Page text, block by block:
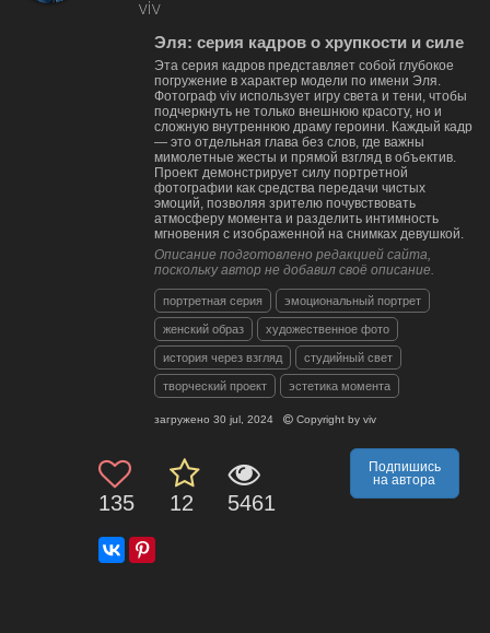
viv
Эля: серия кадров о хрупкости и силе
Эта серия кадров представляет собой глубокое
погружение в характер модели по имени Эля.
Фотограф viv использует игру света и тени, чтобы
подчеркнуть не только внешнюю красоту, но и
сложную внутреннюю драму героини. Каждый кадр
— это отдельная глава без слов, где важны
мимолетные жесты и прямой взгляд в объектив.
Проект демонстрирует силу портретной
фотографии как средства передачи чистых
эмоций, позволяя зрителю почувствовать
атмосферу момента и разделить интимность
мгновения с изображенной на снимках девушкой.
Описание подготовлено редакцией сайта,
поскольку автор не добавил своё описание.
портретная серия эмоциональный портрет
женский образ художественное фото
история через взгляд студийный свет
творческий проект эстетика момента
загружено 30 jul, 2024 Copyright by viv
135 12 5461
Подпишись
на автора